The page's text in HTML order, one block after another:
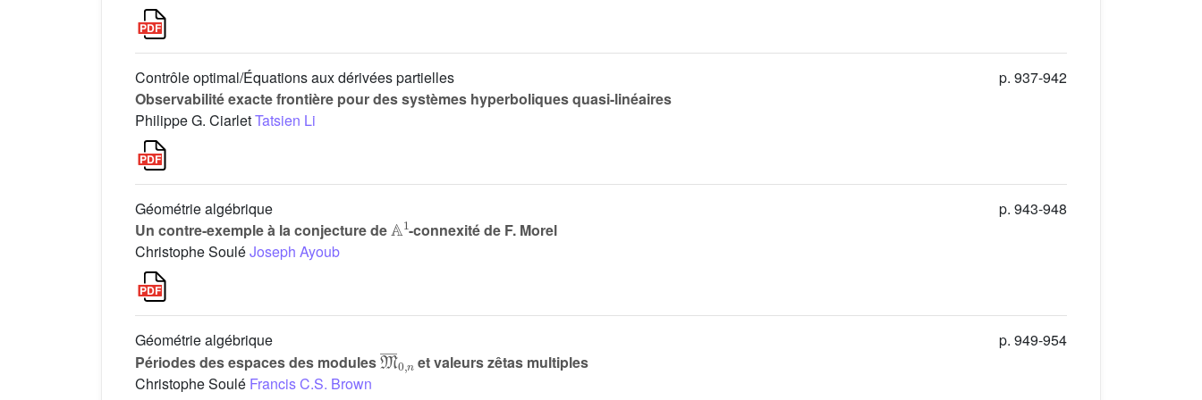
Contrôle optimal/Équations aux dérivées partielles
Observabilité exacte frontière pour des systèmes hyperboliques quasi-linéaires
Philippe G. CiarletTatsien Li
p. 937-942
Géométrie algébrique
Un contre-exemple à la conjecture de
1
-connexité de F. Morel
Christophe SouléJoseph Ayoub
p. 943-948
Géométrie algébrique
Périodes des espaces des modules
M¯
et valeurs zêtas multiples
Christophe Soulé Francis C.S. Brown
p. 949-954